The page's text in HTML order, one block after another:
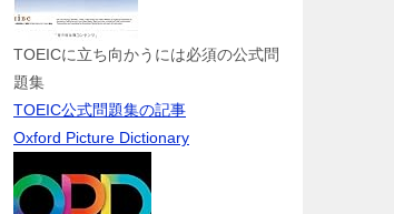
TOEICに立ち向かうには必須の公式問
題集
TOEIC公式問題集の記事
Oxford Picture Dictionary